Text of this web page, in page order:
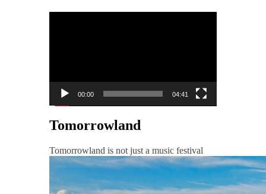
00:00 04:41
Tomorrowland
Tomorrowland is not just a music festival